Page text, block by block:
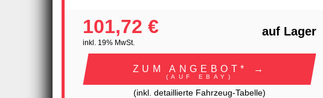
101,72 €
inkl. 19% MwSt.
auf Lager
ZUM ANGEBOT* →
(AUF EBAY)
(inkl. detaillierte Fahrzeug-Tabelle)